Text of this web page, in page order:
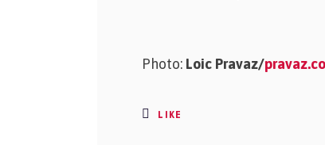
Photo: Loic Pravaz/
LIKE